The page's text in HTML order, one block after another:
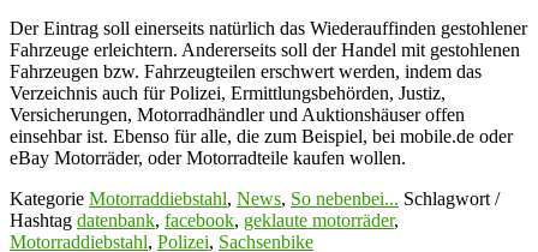
Der Eintrag soll einerseits natürlich das Wiederauffinden gestohlener
Fahrzeuge erleichtern. Andererseits soll der Handel mit gestohlenen
Fahrzeugen bzw. Fahrzeugteilen erschwert werden, indem das
Verzeichnis auch für Polizei, Ermittlungsbehörden, Justiz,
Versicherungen, Motorradhändler und Auktionshäuser offen
einsehbar ist. Ebenso für alle, die zum Beispiel, bei mobile.de oder
eBay Motorräder, oder Motorradteile kaufen wollen.
Kategorie Motorraddiebstahl, News, So nebenbei... Schlagwort /
Hashtag datenbank, facebook, geklaute motorräder,
Motorraddiebstahl, Polizei, Sachsenbike